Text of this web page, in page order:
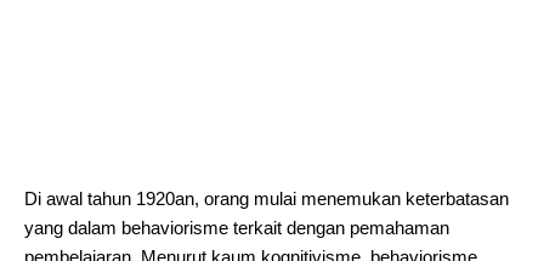
Di awal tahun 1920an, orang mulai menemukan keterbatasan
yang dalam behaviorisme terkait dengan pemahaman
pembelajaran. Menurut kaum kognitivisme, behaviorisme